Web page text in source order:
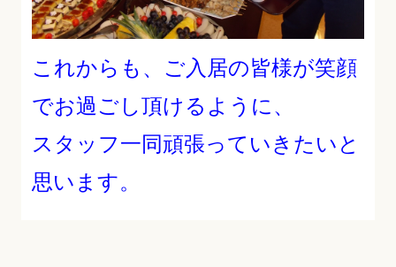
これからも、ご入居の皆様が笑顔
でお過ごし頂けるように、
スタッフ一同頑張っていきたいと
思います。